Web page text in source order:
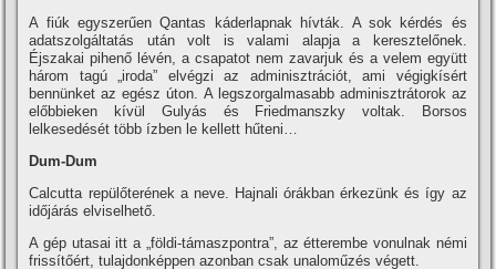
A fiúk egyszerűen Qantas káderlapnak hí­vták. A sok kérdés és
adatszolgáltatás után volt is valami alapja a keresztelőnek.
Éjszakai pihenő lévén, a csapatot nem zavarjuk és a velem együtt
három tagú „iroda” elvégzi az adminisztrációt, ami végigkí­sért
bennünket az egész úton. A legszorgalmasabb adminisztrátorok az
előbbieken kí­vül Gulyás és Friedmanszky voltak. Borsos
lelkesedését több í­zben le kellett hűteni…
Dum-Dum
Calcutta repülőterének a neve. Hajnali órákban érkezünk és í­gy az
időjárás elviselhető.
A gép utasai itt a „földi-támaszpontra”, az étterembe vonulnak némi
frissí­tőért, tulajdonképpen azonban csak unaloműzés végett.